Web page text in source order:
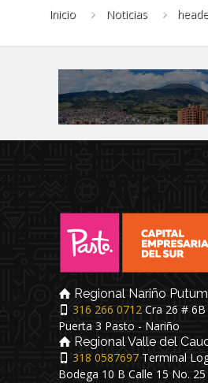
Inicio Noticias
Regional Nariño
316 266 0712 Cra 26 #
Puerta 3 Pasto - Nariño
Regional Valle del
318 0587697 Terminal
Bodega 10 B Calle 15 No.